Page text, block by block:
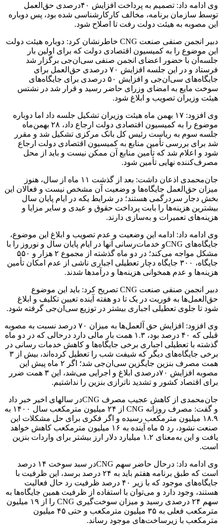
وی ادامه داد: تصمیم به پرداخت افزایش ۴۰درصدی حق‌العمل
توسط سازمان برنامه، مخالف کارکارشناسی شده بود، پس دوباره
این مصوبه به هیئت دولت رفت تا اصلاح شود.
دبیر انجمن صنفی صنعت CNG خاطرنشان کرد: دوباره هیئت دولت
این موضوع را به کمیسیون اقتصادی دولت که برای اولین بار
جلسه‌آن با حضور اعضای انجمن صنفی سی‌ان‌جی برگزار شد
فرستاد و در این جلسه افزایش ۷۰ درصدی حق‌العمل برای
جایگاه‌های سی‌ان‌جی و افزایش ۵۰ درصدی برای جایگاه‌های
سوخت مایع به امضای وزرای حاضر رسید و قرار شد در نشتس
هیئت وزیران تصویب و ابلاغ شود.
وی افزود: ۱۷ بهمن ماه هیئت وزیران تشکیل جلسه داد اما دوباره
موضوع را به کمیسیون اقتصادی دولت ارجاع داد، ۲۸ بهمن‌ماه
جلسه سوم به ریاست رئیس کل بانک مرکزی تشکیل شد و مقرر
شد برای بررسی تأمین منابع به کمیسیون اقتصادی دولت ارجاع
شود و اعلام شد که تأمین منابع آن ممکن نیست و باید از محل
مصرف‌کننده نهایی تأمین شود.
جان‌محمدی اذعان داشت: بعد از گذشت ۱۱ ماه از سال، هنوز
میزان حق‌العمل جایگاه‌ها و وضعیت آن مشخص نیست و فعالان این
بخش دجار سردرگمی هستند؛ در شرایط یکه در ایام پایان سال
بیشترین هزینه‌ها را بابت پرداخت حقوق و عیدی و سایر مزایا و
هزینه‌های تعمیرات و به‌سازی دارند.
وی ادامه داد: ادامه این وضعیت و عدم تصویب و ابلاغ این موضوع،
جایگاه‌های CNG‌و خدمات‌رسانی آنها در ایام پایان سال و نوروز را با
مشکل مواجه می‌کند؛ در دو ماه گذشته از مجموع ۲ هزار و ۵۵۰
جایگاه، ۳۰۰ جایگاه دچار تعطیلی اجباری ناشی از عدم امکان تأمین
هزینه‌ها و عدم همخوانی هزینه‌ها و درآمدها شدند.
دبیر انجمن صنفی صنعت CNG تصریح کرد: باید این موضوع
حق‌العمل‌ها به فوریت در یک تا دو هفته آینده تعیین تکلیف و ابلاغ
شود تا جلوی تعطیلی اجباری بیشتر در توزیع سی‌ان‌جی گرفته شود.
وی افزود: افزایش حق آلعمل‌ها به میزان ۷۰ درصد نسبت به مصوبه
قبلی که ۴۰ درصد بود، ۱.۳ همت بار مالی دارد درحالی که در دو ماه
گذشته با تعطیلی اجباری برخی جایگاه‌ها و کاهش خدمات رسانی در
برخی جایگاه‌های دیگر که شیفت شب را تعطیل کرده‌اند، بیش از ۳
همت مصرف بنزین جایگزین سی‌ان‌جی شد؛ اگر ۲ ماه پیش این
مصوبه افزایش ۷۰درصدی ابلاغ و اجرایی می‌شد، این ۳ همت ضرر
برای اقتصاد کشور و تشدید ناترازی بنزین را نداشتیم.
جان‌محمدی از کاهش عجیب مصرف CNG‌در سالهای اخیر خبر داد
و گفت: مصرف روزانه CNG از ۲۴ میلیون مترمکعب سال ۱۴۰۰ به
۱۸.۹ میلیون مترمکعب رسیده و اگر فکری برای حل مشکلات این
صنعت نشود، رد ۵ ماه آینده به ۱۶ میلیون مترمکعب کاهش خواهد
یافت و این به‌معنای ۱.۲ میلیارد دلار ارز بیشتر برای واردات بنزین
است.
وی ادامه داد: درحال حاضر سهم CNG‌در سبد سوخت ۱۴ درصد
است که طبق برنامه هفتم باید به ۲۴ درصد برسد، این ظرفیت با
جایگاه‌های موجود که با زیر ۴۰ درصد ظرفیت رد حال فعالیت
هستند، وجود دارد و می‌توان با استفاده از ظرفیت همین جایگاه‌ها به
سهم ۲۴ درصدی رسید و میزان سوخت‌گیری CNG را از ۱۹ میلیون
مترمکعب فعلی به ۳۵ میلیون مترمکعب و حتی ۴۵ میلیون
مترمکعب با زیرساخت‌های موجود رساند.